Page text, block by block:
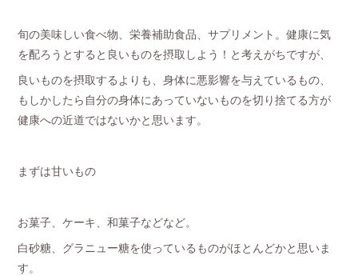
旬の美味しい食べ物、栄養補助食品、サプリメント。健康に気
を配ろうとすると良いものを摂取しよう！と考えがちですが、
良いものを摂取するよりも、身体に悪影響を与えているもの、
もしかしたら自分の身体にあっていないものを切り捨てる方が
健康への近道ではないかと思います。
まずは甘いもの
お菓子、ケーキ、和菓子などなど。
白砂糖、グラニュー糖を使っているものがほとんどかと思いま
す。